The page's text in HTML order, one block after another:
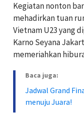
Kegiatan nonton
mehadirkan tuan
Vietnam U23 yang
Karno Seyana
memeriahkan
Baca juga:
Jadwal Grand
menuju Juara!